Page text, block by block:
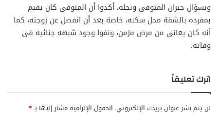
وبسؤال جيران المتوفى ونجله، أكدوا أن المتوفى كان يقيم
بمفرده بالشقة محل سكنه، خاصة بعد أن انفصل عن زوجته، كما
أنه كان يعانى من مرض مزمن، ونفوا وجود شبهة جنائية فى
وفاته.
اترك تعليقاً
لن يتم نشر عنوان بريدك الإلكتروني. الحقول الإلزامية مشار إليها بـ*